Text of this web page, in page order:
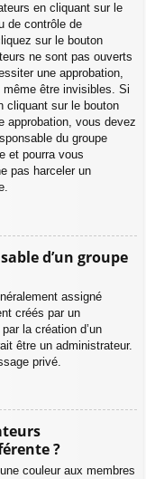
en cliquant sur le
de contrôle de
sur le bouton
ne sont pas ouverts
une approbation,
même être invisibles. Si
cliquant sur le bouton
approbation, vous devez
du groupe
et pourra vous
pas harceler un
d’un groupe
assigné
créés par un
la création d’un
être un administrateur.
privé.
?
couleur aux membres